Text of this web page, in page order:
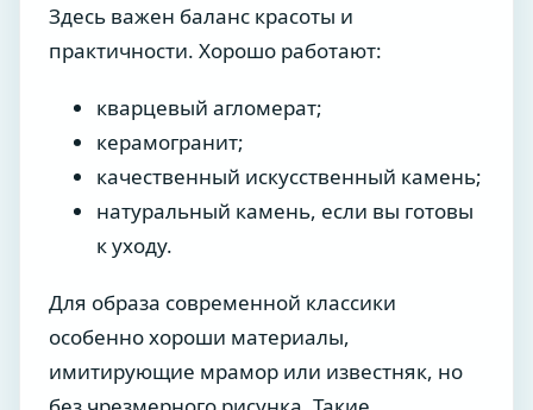
Здесь важен баланс красоты и
практичности. Хорошо работают:
кварцевый агломерат;
керамогранит;
качественный искусственный камень;
натуральный камень, если вы готовы
к уходу.
Для образа современной классики
особенно хороши материалы,
имитирующие мрамор или известняк, но